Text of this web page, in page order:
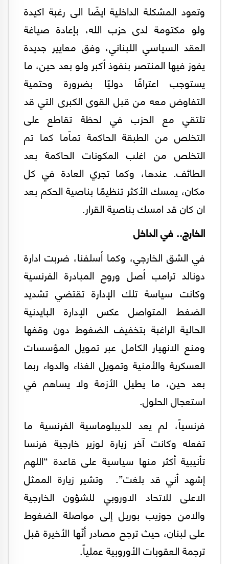
وتعود المشكلة الداخلية ايضًا الى رغبة اكيدة
ولو مكتومة لدى حزب الله، بإعادة صياغة
العقد السياسي اللبناني، وفق معايير جديدة
يفوز فيها المنتصر بنفوذ أكبر ولو بعد حين، ما
يستوجب اعترافًا دوليًا بضرورة وحتمية
التفاوض معه من قبل القوى الكبرى التي قد
تلتقي مع الحزب في لحظة تقاطع على
التخلص من الطبقة الحاكمة تماًما كما تم
التخلص من اغلب المكونات الحاكمة بعد
الطائف. عندها، وكما تجري العادة في كل
مكان، يمسك الأكثر تنظيمًا بناصية الحكم بعد
ان كان قد امسك بناصية القرار.
الخارج.. في الداخل
في الشق الخارجي، وكما أسلفنا، ضربت ادارة
دونالد ترامب أصل وروح المبادرة الفرنسية
وكانت سياسة تلك الإدارة تقتضي تشديد
الضغط المتواصل عكس الإدارة البايدنية
الحالية الراغبة بتخفيف الضغوط دون وقفها
ومنع الانهيار الكامل عبر تمويل المؤسسات
العسكرية والأمنية وتمويل الغذاء والدواء ربما
بعد حين، ما يطيل الأزمة ولا يساهم في
استعجال الحلول.
فرنسياً، لم يعد للديبلوماسية الفرنسية ما
تفعله وكانت آخر زيارة لوزير خارجية فرنسا
تأنيبية أكثر منها سياسية على قاعدة “اللهم
إشهد أني قد بلغت”. وتشير زيارة الممثل
الاعلى للاتحاد الاوروبي للشؤون الخارجية
والامن جوزيب بوريل إلى مواصلة الضغوط
على لبنان، حيث ترجح مصادر أنّها الأخيرة قبل
ترجمة العقوبات الأوروبية عملياً.